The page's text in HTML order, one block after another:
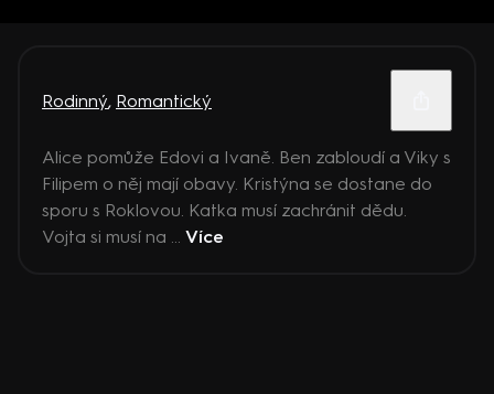
Rodinný, Romantický
Alice pomůže Edovi a Ivaně. Ben zabloudí a Viky s
Filipem o něj mají obavy. Kristýna se dostane do
sporu s Roklovou. Katka musí zachránit dědu.
Vojta si musí na ... Více